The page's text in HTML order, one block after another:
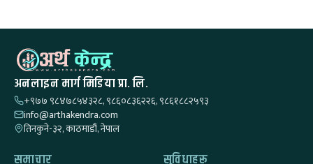
अनलाइन मार्ग मिडिया प्रा. लि.
+९७७ ९८४७८५४३२८, ९८६०८३६२२६, ९८६१८८२५९३
info@arthakendra.com
तिनकुने-३२, काठमाडौं, नेपाल
समाचार सुविधाहरू